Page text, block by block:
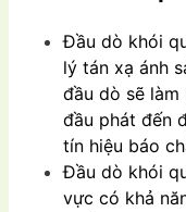
Đầu dò khói
lý tán xạ ánh
đầu dò sẽ
đầu phát đến
tín hiệu báo
Đầu dò khói
vực có khả